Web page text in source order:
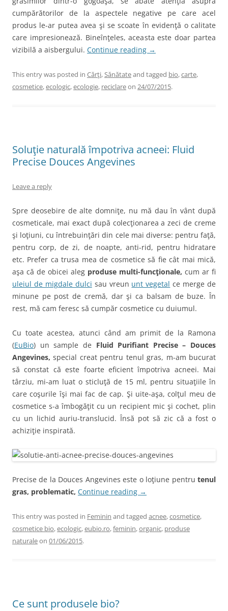
cumpărătorilor de la aspectele negative pe care acel
produs le-ar putea avea şi se scoate în evidenţă o calitate
care impresionează. Bineînţeles, aceasta este doar partea
vizibilă a aisbergului. Continue reading →
This entry was posted in Cărţi,Sănătateand tagged bio,carte,
cosmetice,ecologic,ecologie, reciclareon 24/07/2015.
Soluţie naturală împotriva acneei: Fluid
Precise Douces Angevines
Leave a reply
Spre deosebire de alte domniţe, nu mă dau în vânt după
cosmeticale, mai exact după colecţionarea a zeci de creme
şi loţiuni, cu întrebuinţări din cele mai diverse: pentru faţă,
pentru corp, de zi, de noapte, anti-rid, pentru hidratare
etc. Prefer ca trusa mea de cosmetice să fie cât mai mică,
aşa că de obicei aleg produse multi-funcţionale, cum ar fi
uleiul de migdale dulci sau vreun unt vegetal ce merge de
minune pe post de cremă, dar şi ca balsam de buze. În
rest, mă cam feresc să cumpăr cosmetice cu duiumul.
Cu toate acestea, atunci când am primit de la Ramona
(EuBio) un sample de Fluid Purifiant Precise – Douces
Angevines,special creat pentru tenul gras, m-am bucurat
să constat că este foarte eficient împotriva acneei. Mai
târziu, mi-am luat o sticluţă de 15 ml, pentru situaţiile în
care coşurile îşi mai fac de cap. Şi uite-aşa, colţul meu de
cosmetice s-a îmbogăţit cu un recipient mic şi cochet, plin
cu un lichid auriu-translucid. Însă pot să zic că a fost o
achiziţie inspirată.
Precise de la Douces Angevines este o loţiune pentru tenul
gras, problematic, Continue reading →
This entry was posted in Feminin and tagged acnee,cosmetice,
cosmetice bio,ecologic,eubio.ro,feminin,organic, produse
naturaleon 01/06/2015.
Ce sunt produsele bio?